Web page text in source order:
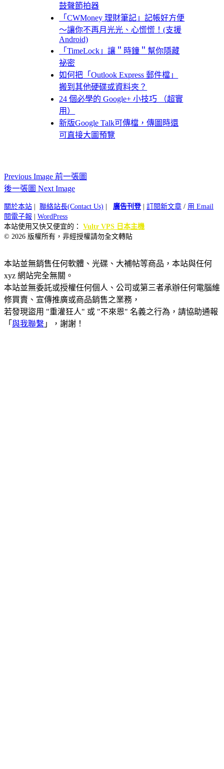
鼓聲節拍器
「CWMoney 理財筆記」記帳好方便
～讓你不再月光光、心慌慌！(支援
Android)
「TimeLock」讓＂時鐘＂幫你隱藏
祕密
如何把「Outlook Express 郵件檔」
搬到其他硬碟或資料夾？
24 個必學的 Google+ 小技巧 （超實
用）
新版Google Talk可傳檔，傳圖時還
可直接大圖預覽
Previous Image 前一張圖
後一張圖 Next Image
關於本站 聯絡站長(Contact Us) 廣告刊登| 訂閱新文章 / 用 Email
閱電子報
WordPress
本站使用又快又便宜的： Vultr VPS 日本主機
© 2026 版權所有，非經授權請勿全文轉貼
本站並無銷售任何軟體、光碟、大補帖等商品，本站與任何
xyz 網站完全無關。
本站並無委託或授權任何個人、公司或第三者承辦任何電腦維
修買賣、宣傳推廣或商品銷售之業務，
若發現盜用 "重灌狂人" 或 "不來恩" 名義之行為，請協助通報
「 與我聯繫 」，謝謝！